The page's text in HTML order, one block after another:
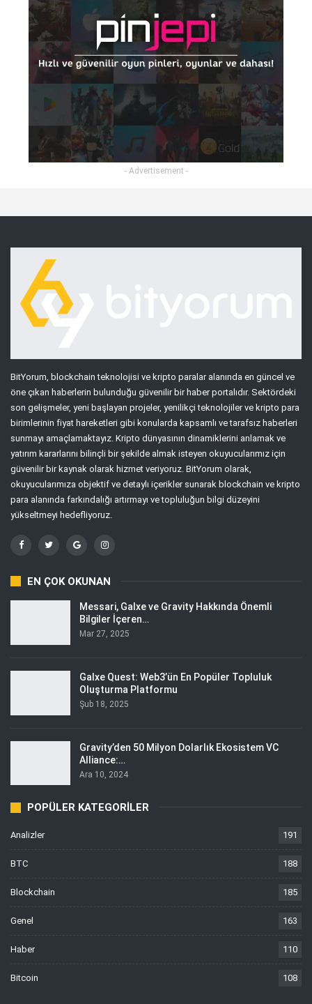
- Advertisement -
BitYorum, blockchain teknolojisi ve kripto paralar alanında en güncel ve
öne çıkan haberlerin bulunduğu güvenilir bir haber portalıdır. Sektördeki
son gelişmeler, yeni başlayan projeler, yenilikçi teknolojiler ve kripto para
birimlerinin fiyat hareketleri gibi konularda kapsamlı ve tarafsız haberleri
sunmayı amaçlamaktayız. Kripto dünyasının dinamiklerini anlamak ve
yatırım kararlarını bilinçli bir şekilde almak isteyen okuyucularımız için
güvenilir bir kaynak olarak hizmet veriyoruz. BitYorum olarak,
okuyucularımıza objektif ve detaylı içerikler sunarak blockchain ve kripto
para alanında farkındalığı artırmayı ve topluluğun bilgi düzeyini
yükseltmeyi hedefliyoruz.
EN ÇOK OKUNAN
Messari, Galxe ve Gravity Hakkında Önemli
Bilgiler İçeren…
Mar 27, 2025
Galxe Quest: Web3’ün En Popüler Topluluk
Oluşturma Platformu
Şub 18, 2025
Gravity’den 50 Milyon Dolarlık Ekosistem VC
Alliance:…
Ara 10, 2024
POPÜLER KATEGORILER
Analizler 191
BTC 188
Blockchain 185
Genel 163
Haber 110
Bitcoin 108